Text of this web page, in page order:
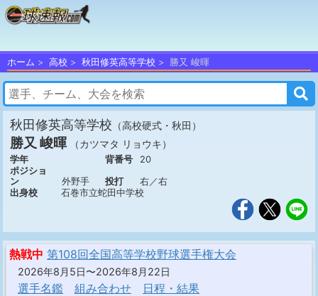
ホーム 高校 秋田修英高等学校 勝又 峻暉
秋田修英高等学校 （高校硬式・秋田）
勝又 峻暉 （カツマタ リョウキ）
学年 背番号
20
ポジショ
ン
外野手 投打
右／右
出身校
石巻市立蛇田中学校
熱戦中 第108回全国高等学校野球選手権大会
2026年8月5日〜2026年8月22日
選手名鑑 組み合わせ 日程・結果